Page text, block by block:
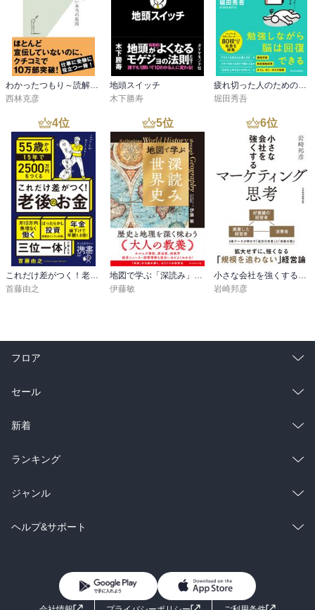
わかったつもり～読解力がつかない本当の原因～
西林克彦
地頭スイッチ
木下勝寿
疲れ切った人のための勉強法
堀田秀吾
4位
首藤由之
5位
伊藤敏
6位
岩崎邦彦
フロア
総合
ラノベ
雑誌・グラビア
BL・TL
セール
総合
ラノベ
雑誌・グラビア
BL・TL
新着
総合
ラノベ
雑誌・グラビア
ランキング
総合
ラノベ
ジャンル
コミック
ライトノベル 男子向けラノベ
ヘルプ&サポート
よくあるご質問
お問い合わせ